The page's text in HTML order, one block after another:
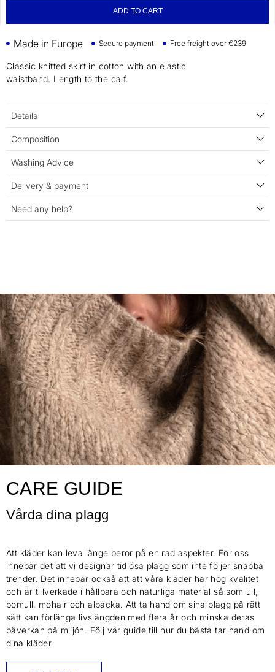
ADD TO CART
Made in Europe Secure payment Free freight over €239
Classic knitted skirt in cotton with an elastic
waistband. Length to the calf.
Details
Composition
Washing Advice
Delivery & payment
Need any help?
CARE GUIDE
Vårda dina plagg
Att kläder kan leva länge beror på en rad aspekter. För oss
innebär det att vi designar tidlösa plagg som inte följer snabba
trender. Det innebär också att att våra kläder har hög kvalitet
och är tillverkade i hållbara och naturliga material så som ull,
bomull, mohair och alpacka. Att ta hand om sina plagg på rätt
sätt kan förlänga livslängden med flera år och minska deras
påverkan på miljön. Följ vår guide till hur du bästa tar hand om
dina kläder.